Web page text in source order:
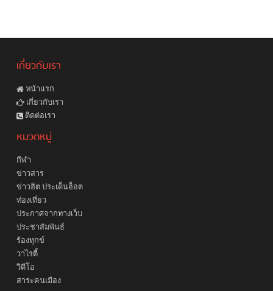
เกี่ยวกับเรา
หน้าแรก
เกี่ยวกับเรา
ติดต่อเรา
หมวดหมู่
กีฬา
ข่าวสาร
ข่าวฮิต ประเด็นฮ็อต
ท่องเที่ยว
ประกาศจากทางเว็บ
ประชาสัมพันธ์
ร้องทุกข์
วาไรตี้
วิดีโอ
สาระคนเมือง